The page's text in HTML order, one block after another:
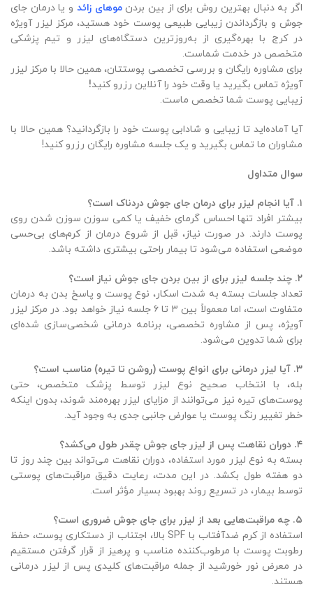
اگر به دنبال بهترین روش برای از بین بردنموهای زائد و یا درمان جای
جوش و بازگرداندن زیبایی طبیعی پوست خود هستید، مرکز لیزر آویژه
در کرج با بهره‌گیری از به‌روزترین دستگاه‌های لیزر و تیم پزشکی
متخصص در خدمت شماست.
برای مشاوره رایگان و بررسی تخصصی پوستتان، همین حالا با مرکز لیزر
آویژه تماس بگیرید یا وقت خود را آنلاین رزرو کنید!
زیبایی پوست شما تخصص ماست.
آیا آماده‌اید تا زیبایی و شادابی پوست خود را بازگردانید؟ همین حالا با
مشاوران ما تماس بگیرید و یک جلسه مشاوره رایگان رزرو کنید!
سوال متداول
۱. آیا انجام لیزر برای درمان جای جوش دردناک است؟
بیشتر افراد تنها احساس گرمای خفیف یا کمی سوزن سوزن شدن روی
پوست دارند. در صورت نیاز، قبل از شروع درمان از کرم‌های بی‌حسی
موضعی استفاده می‌شود تا بیمار راحتی بیشتری داشته باشد.
۲. چند جلسه لیزر برای از بین بردن جای جوش نیاز است؟
تعداد جلسات بسته به شدت اسکار، نوع پوست و پاسخ بدن به درمان
متفاوت است، اما معمولاً بین ۳ تا ۶ جلسه نیاز خواهد بود. در مرکز لیزر
آویژه، پس از مشاوره تخصصی، برنامه درمانی شخصی‌سازی شده‌ای
برای شما تدوین می‌شود.
۳. آیا لیزر درمانی برای انواع پوست (روشن تا تیره) مناسب است؟
بله، با انتخاب صحیح نوع لیزر توسط پزشک متخصص، حتی
پوست‌های تیره نیز می‌توانند از مزایای لیزر بهره‌مند شوند، بدون اینکه
خطر تغییر رنگ پوست یا عوارض جانبی جدی به وجود آید.
۴. دوران نقاهت پس از لیزر جای جوش چقدر طول می‌کشد؟
بسته به نوع لیزر مورد استفاده، دوران نقاهت می‌تواند بین چند روز تا
دو هفته طول بکشد. در این مدت، رعایت دقیق مراقبت‌های پوستی
توسط بیمار، در تسریع روند بهبود بسیار مؤثر است.
۵. چه مراقبت‌هایی بعد از لیزر برای جای جوش ضروری است؟
استفاده از کرم ضدآفتاب با SPF بالا، اجتناب از دستکاری پوست، حفظ
رطوبت پوست با مرطوب‌کننده مناسب و پرهیز از قرار گرفتن مستقیم
در معرض نور خورشید از جمله مراقبت‌های کلیدی پس از لیزر درمانی
هستند.